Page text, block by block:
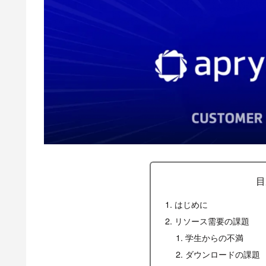
はじめに
リソース需要の課題
学生からの不満
ダウンロードの課題